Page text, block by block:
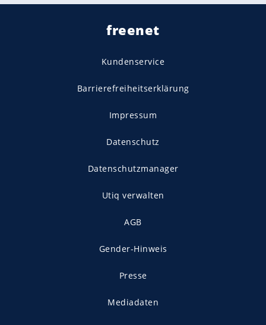
freenet
Kundenservice
Barrierefreiheitserklärung
Impressum
Datenschutz
Datenschutzmanager
Utiq verwalten
AGB
Gender-Hinweis
Presse
Mediadaten